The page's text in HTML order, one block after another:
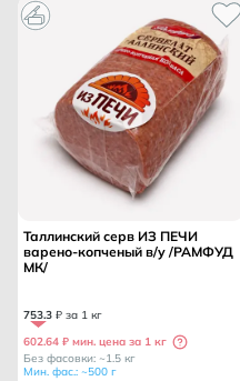
Таллинский серв ИЗ ПЕЧИ
варено-копченый в/у /РАМФУД
МК/
753.3 ₽ за 1 кг
602.64 ₽ мин. цена за 1 кг
Без фасовки: ~1.5 кг
Мин. фас.: ~500 г